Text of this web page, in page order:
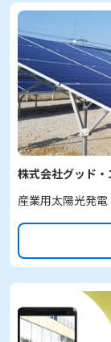
株式会社グッド
産業用太陽光発